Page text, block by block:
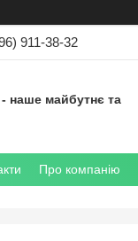
911-38-32
- наше майбутнє та
Про компанію